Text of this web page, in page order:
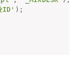
ID' ) ;